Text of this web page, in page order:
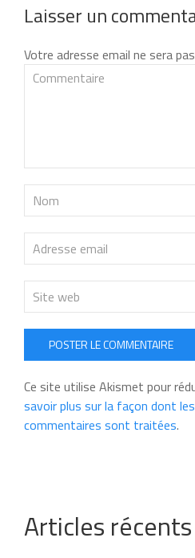
Laisser un
Votre adresse email ne sera
POSTER LE COMMENTAIRE
Ce site utilise Akismet pour
savoir plus sur la façon dont
commentaires sont traitées.
Articles récents